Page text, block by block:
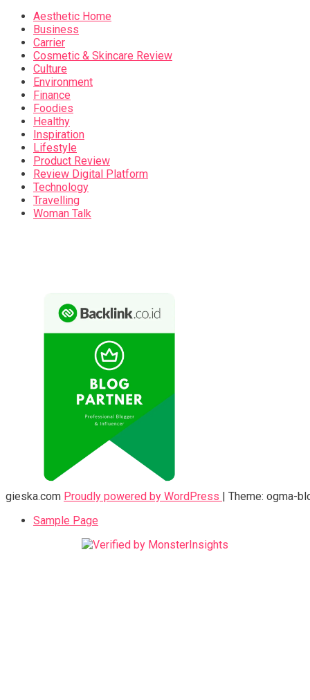
Aesthetic Home
Business
Carrier
Cosmetic & Skincare Review
Culture
Environment
Finance
Foodies
Healthy
Inspiration
Lifestyle
Product Review
Review Digital Platform
Technology
Travelling
Woman Talk
gieska.com Proudly powered by WordPress | Theme: ogma-
Sample Page